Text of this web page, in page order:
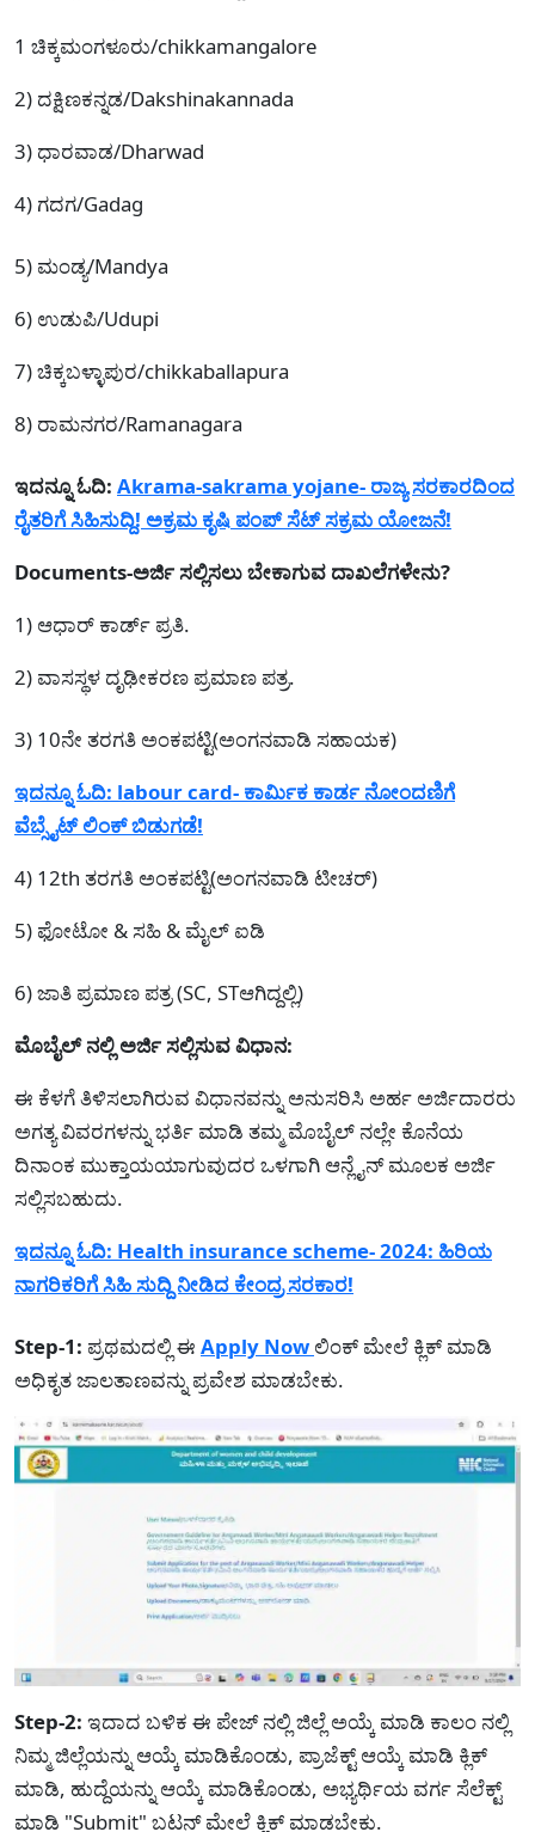
1 ಚಿಕ್ಕಮಂಗಳೂರು/chikkamangalore
2) ದಕ್ಷಿಣಕನ್ನಡ/Dakshinakannada
3) ಧಾರವಾಡ/Dharwad
4) ಗದಗ/Gadag
5) ಮಂಡ್ಯ/Mandya
6) ಉಡುಪಿ/Udupi
7) ಚಿಕ್ಕಬಳ್ಳಾಪುರ/chikkaballapura
8) ರಾಮನಗರ/Ramanagara
ಇದನ್ನೂ ಓದಿ: Akrama-sakrama yojane- ರಾಜ್ಯ ಸರಕಾರದಿಂದ
ರೈತರಿಗೆ ಸಿಹಿಸುದ್ದಿ! ಅಕ್ರಮ ಕೃಷಿ ಪಂಪ್ ಸೆಟ್ ಸಕ್ರಮ ಯೋಜನೆ!
Documents-ಅರ್ಜಿ ಸಲ್ಲಿಸಲು ಬೇಕಾಗುವ ದಾಖಲೆಗಳೇನು?
1) ಆಧಾರ್‌ ಕಾರ್ಡ್‌ ಪ್ರತಿ.
2) ವಾಸಸ್ಥಳ ದೃಢೀಕರಣ ಪ್ರಮಾಣ ಪತ್ರ.
3) 10ನೇ ತರಗತಿ ಅಂಕಪಟ್ಟಿ(ಅಂಗನವಾಡಿ ಸಹಾಯಕ)
ಇದನ್ನೂ ಓದಿ: labour card- ಕಾರ್ಮಿಕ ಕಾರ್ಡ ನೋಂದಣಿಗೆ
ವೆಬ್ಸೈಟ್ ಲಿಂಕ್ ಬಿಡುಗಡೆ!
4) 12th ತರಗತಿ ಅಂಕಪಟ್ಟಿ(ಅಂಗನವಾಡಿ ಟೀಚರ್)
5) ಫೋಟೋ & ಸಹಿ & ಮೈಲ್‌ ಐಡಿ
6) ಜಾತಿ ಪ್ರಮಾಣ ಪತ್ರ (SC, STಆಗಿದ್ದಲ್ಲಿ)
ಮೊಬೈಲ್ ನಲ್ಲಿ ಅರ್ಜಿ ಸಲ್ಲಿಸುವ ವಿಧಾನ:
ಈ ಕೆಳಗೆ ತಿಳಿಸಲಾಗಿರುವ ವಿಧಾನವನ್ನು ಅನುಸರಿಸಿ ಅರ್ಹ ಅರ್ಜಿದಾರರು
ಅಗತ್ಯ ವಿವರಗಳನ್ನು ಭರ್ತಿ ಮಾಡಿ ತಮ್ಮ ಮೊಬೈಲ್ ನಲ್ಲೇ ಕೊನೆಯ
ದಿನಾಂಕ ಮುಕ್ತಾಯಯಾಗುವುದರ ಒಳಗಾಗಿ ಆನ್ಲೈನ್ ಮೂಲಕ ಅರ್ಜಿ
ಸಲ್ಲಿಸಬಹುದು.
ಇದನ್ನೂ ಓದಿ: Health insurance scheme- 2024: ಹಿರಿಯ
ನಾಗರಿಕರಿಗೆ ಸಿಹಿ ಸುದ್ದಿ ನೀಡಿದ ಕೇಂದ್ರ ಸರಕಾರ!
Step-1: ಪ್ರಥಮದಲ್ಲಿ ಈ Apply Now ಲಿಂಕ್ ಮೇಲೆ ಕ್ಲಿಕ್ ಮಾಡಿ
ಅಧಿಕೃತ ಜಾಲತಾಣವನ್ನು ಪ್ರವೇಶ ಮಾಡಬೇಕು.
Step-2: ಇದಾದ ಬಳಿಕ ಈ ಪೇಜ್ ನಲ್ಲಿ ಜಿಲ್ಲೆ ಅಯ್ಕೆ ಮಾಡಿ ಕಾಲಂ ನಲ್ಲಿ
ನಿಮ್ಮ ಜಿಲ್ಲೆಯನ್ನು ಆಯ್ಕೆ ಮಾಡಿಕೊಂಡು, ಪ್ರಾಜೆಕ್ಟ್ ಆಯ್ಕೆ ಮಾಡಿ ಕ್ಲಿಕ್
ಮಾಡಿ, ಹುದ್ದೆಯನ್ನು ಆಯ್ಕೆ ಮಾಡಿಕೊಂಡು, ಅಭ್ಯರ್ಥಿಯ ವರ್ಗ ಸೆಲೆಕ್ಟ್
ಮಾಡಿ "Submit" ಬಟನ್ ಮೇಲೆ ಕ್ಲಿಕ್ ಮಾಡಬೇಕು.